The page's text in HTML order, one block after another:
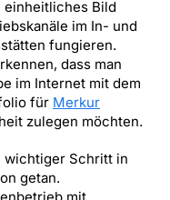
einheitliches Bild
im In- und
fungieren.
dass man
im Internet mit dem
für Merkur
zulegen möchten.
wichtiger Schritt in
getan.